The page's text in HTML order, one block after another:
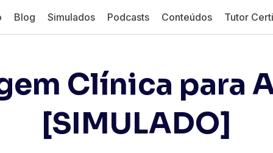
Blog Simulados Podcasts Conteúdos Tutor
Clínica para
[SIMULADO]